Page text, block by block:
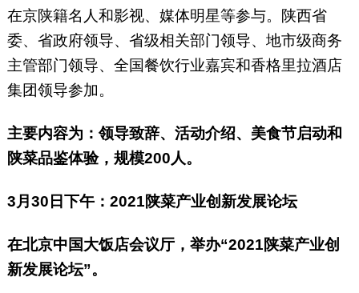
在京陕籍名人和影视、媒体明星等参与。陕西省
委、省政府领导、省级相关部门领导、地市级商务
主管部门领导、全国餐饮行业嘉宾和香格里拉酒店
集团领导参加。
主要内容为：领导致辞、活动介绍、美食节启动和
陕菜品鉴体验，规模200人。
3月30日下午：2021陕菜产业创新发展论坛
在北京中国大饭店会议厅，举办“2021陕菜产业创
新发展论坛”。